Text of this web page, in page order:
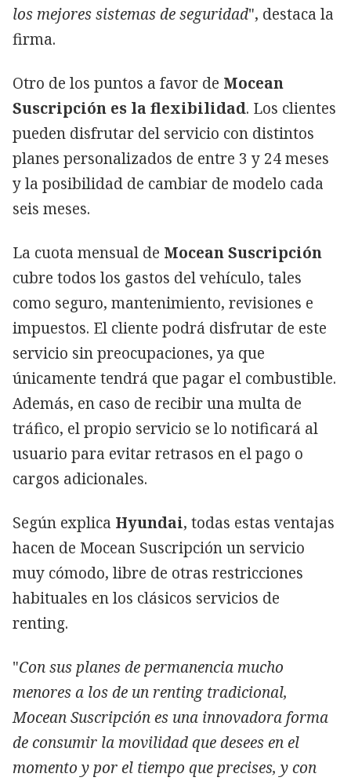
los mejores sistemas de seguridad", destaca la
firma.
Otro de los puntos a favor de Mocean
Suscripción es la flexibilidad. Los clientes
pueden disfrutar del servicio con distintos
planes personalizados de entre 3 y 24 meses
y la posibilidad de cambiar de modelo cada
seis meses.
La cuota mensual de Mocean Suscripción
cubre todos los gastos del vehículo, tales
como seguro, mantenimiento, revisiones e
impuestos. El cliente podrá disfrutar de este
servicio sin preocupaciones, ya que
únicamente tendrá que pagar el combustible.
Además, en caso de recibir una multa de
tráfico, el propio servicio se lo notificará al
usuario para evitar retrasos en el pago o
cargos adicionales.
Según explica Hyundai, todas estas ventajas
hacen de Mocean Suscripción un servicio
muy cómodo, libre de otras restricciones
habituales en los clásicos servicios de
renting.
"Con sus planes de permanencia mucho
menores a los de un renting tradicional,
Mocean Suscripción es una innovadora forma
de consumir la movilidad que desees en el
momento y por el tiempo que precises, y con